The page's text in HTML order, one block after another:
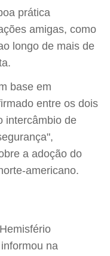
prática
amigas, como
longo de mais de
base em
entre os dois
intercâmbio de
a adoção do
americano.
na